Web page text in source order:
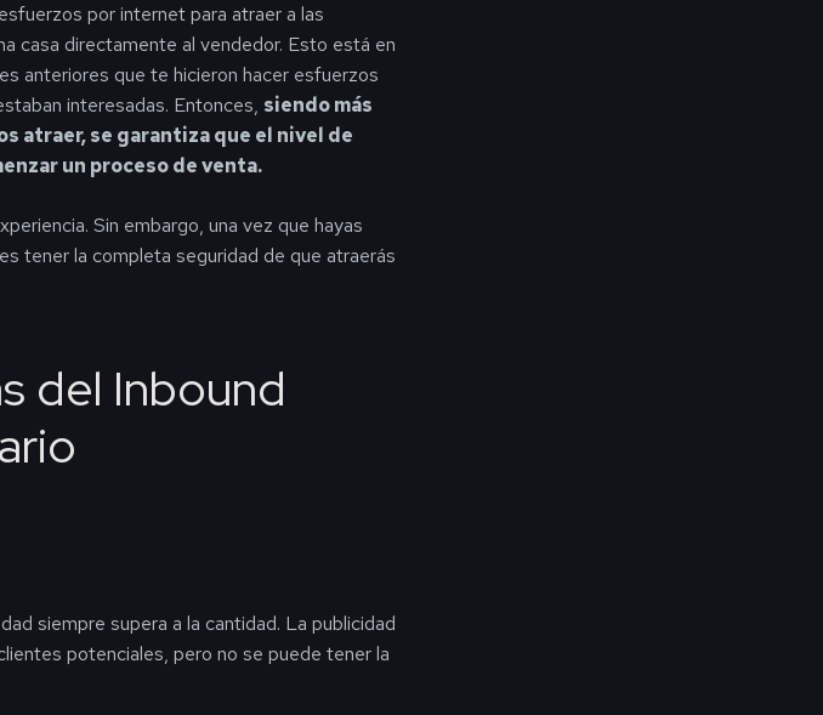
por internet para atraer a las
casa directamente al vendedor. Esto está en
anteriores que te hicieron hacer esfuerzos
interesadas. Entonces, siendo más
atraer, se garantiza que el nivel de
un proceso de venta.
Sin embargo, una vez que hayas
tener la completa seguridad de que atraerás
del Inbound
siempre supera a la cantidad. La publicidad
potenciales, pero no se puede tener la